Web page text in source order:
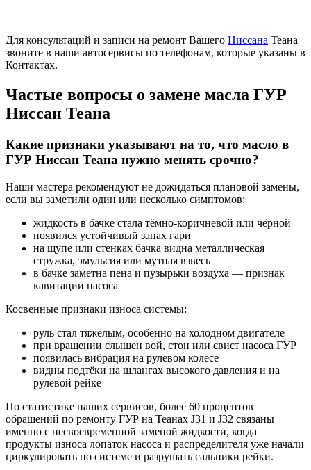
Для консультаций и записи на ремонт Вашего Ниссана Теана
звоните в наши автосервисы по телефонам, которые указаны в
Контактах.
Частые вопросы о замене масла ГУР
Ниссан Теана
Какие признаки указывают на то, что масло в
ГУР Ниссан Теана нужно менять срочно?
Наши мастера рекомендуют не дожидаться плановой замены,
если вы заметили один или несколько симптомов:
жидкость в бачке стала тёмно-коричневой или чёрной
появился устойчивый запах гари
на щупе или стенках бачка видна металлическая
стружка, эмульсия или мутная взвесь
в бачке заметна пена и пузырьки воздуха — признак
кавитации насоса
Косвенные признаки износа системы:
руль стал тяжёлым, особенно на холодном двигателе
при вращении слышен вой, стон или свист насоса ГУР
появилась вибрация на рулевом колесе
видны подтёки на шлангах высокого давления и на
рулевой рейке
По статистике наших сервисов, более 60 процентов
обращений по ремонту ГУР на Теанах J31 и J32 связаны
именно с несвоевременной заменой жидкости, когда
продукты износа лопаток насоса и распределителя уже начали
циркулировать по системе и разрушать сальники рейки.